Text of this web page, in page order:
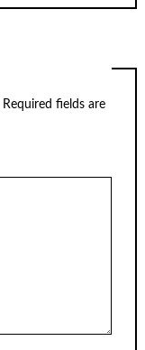
Required fields are